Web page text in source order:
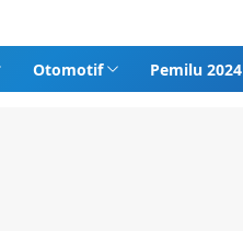
Otomotif Pemilu 2024